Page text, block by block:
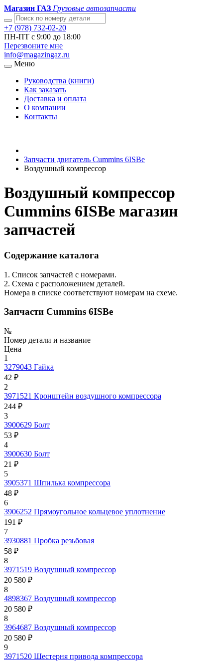
Магазин ГАЗ Грузовые автозапчасти
+7 (978) 732-02-20
ПН-ПТ с 9:00 до 18:00
Перезвоните мне
info@magazingaz.ru
Меню
Руководства (книги)
Как заказать
Доставка и оплата
О компании
Контакты
Запчасти двигатель Cummins 6ISBe
Воздушный компрессор
Воздушный компрессор
Cummins 6ISBe магазин
запчастей
Содержание каталога
1. Список запчастей с номерами.
2. Схема с расположением деталей.
Номера в списке соответствуют номерам на схеме.
Запчасти Cummins 6ISBe
№
Номер детали и название
Цена
1
3279043 Гайка
42 ₽
2
3971521 Кронштейн воздушного компрессора
244 ₽
3
3900629 Болт
53 ₽
4
3900630 Болт
21 ₽
5
3905371 Шпилька компрессора
48 ₽
6
3906252 Прямоугольное кольцевое уплотнение
191 ₽
7
3930881 Пробка резьбовая
58 ₽
8
3971519 Воздушный компрессор
20 580 ₽
8
4898367 Воздушный компрессор
20 580 ₽
8
3964687 Воздушный компрессор
20 580 ₽
9
3971520 Шестерня привода компрессора